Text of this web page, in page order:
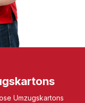
Umzugskartons